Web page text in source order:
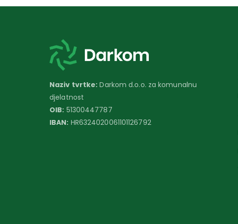
Naziv tvrtke: Darkom d.o.o. za komunalnu
djelatnost
OIB: 51300447787
IBAN: HR6324020061101126792